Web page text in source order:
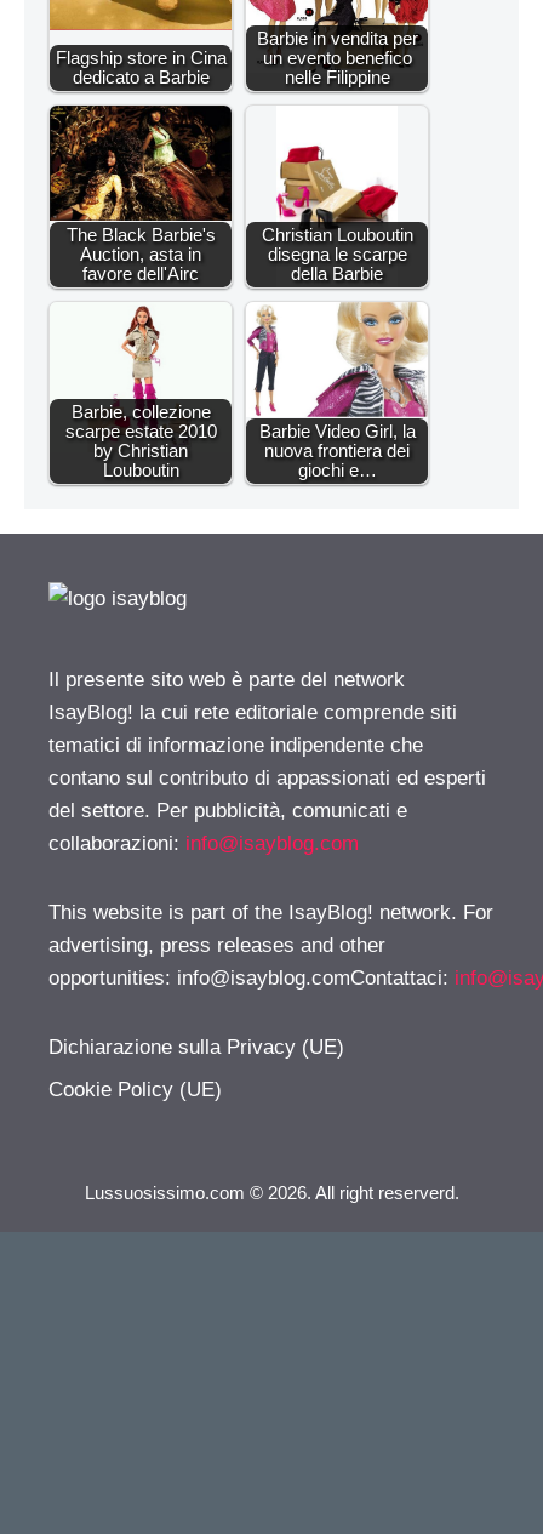
Flagship store in Cina
dedicato a Barbie
Barbie in vendita per
un evento benefico
nelle Filippine
The Black Barbie's
Auction, asta in
favore dell'Airc
Christian Louboutin
disegna le scarpe
della Barbie
Barbie, collezione
scarpe estate 2010
by Christian
Louboutin
Barbie Video Girl, la
nuova frontiera dei
giochi e…
Il presente sito web è parte del network
IsayBlog! la cui rete editoriale comprende siti
tematici di informazione indipendente che
contano sul contributo di appassionati ed esperti
del settore. Per pubblicità, comunicati e
collaborazioni: info@isayblog.com
This website is part of the IsayBlog! network. For
advertising, press releases and other
opportunities: info@isayblog.comContattaci:
Dichiarazione sulla Privacy (UE)
Cookie Policy (UE)
Lussuosissimo.com © 2026. All right reserverd.